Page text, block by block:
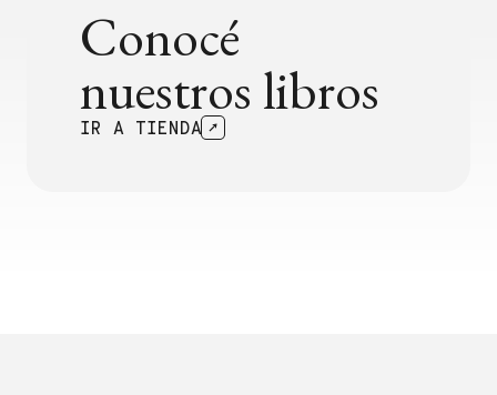
Conocé
nuestros libros
IR A TIENDA